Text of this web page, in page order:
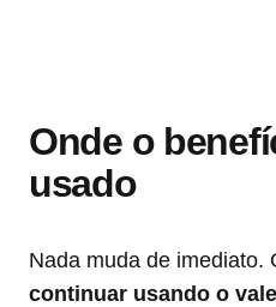
Onde o
usado
Nada muda de imediato.
continuar usando o